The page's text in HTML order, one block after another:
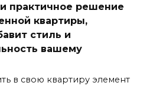
практичное решение
квартиры,
стиль и
вашему
в свою квартиру элемент